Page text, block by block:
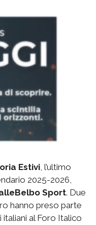
Estivi, l’ultimo
2025-2026,
Sport. Due
hanno preso parte
al Foro Italico